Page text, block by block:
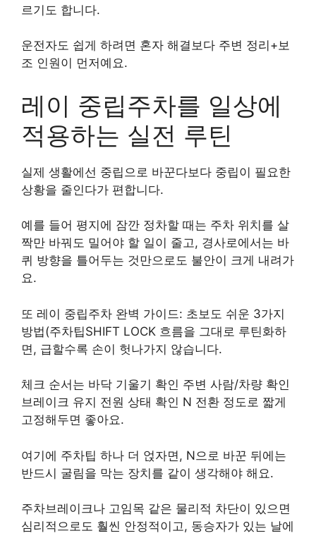
르기도 합니다.
운전자도 쉽게 하려면 혼자 해결보다 주변 정리+보
조 인원이 먼저예요.
레이 중립주차를 일상에
적용하는 실전 루틴
실제 생활에선 중립으로 바꾼다보다 중립이 필요한
상황을 줄인다가 편합니다.
예를 들어 평지에 잠깐 정차할 때는 주차 위치를 살
짝만 바꿔도 밀어야 할 일이 줄고, 경사로에서는 바
퀴 방향을 틀어두는 것만으로도 불안이 크게 내려가
요.
또 레이 중립주차 완벽 가이드: 초보도 쉬운 3가지
방법(주차팁SHIFT LOCK 흐름을 그대로 루틴화하
면, 급할수록 손이 헛나가지 않습니다.
체크 순서는 바닥 기울기 확인 주변 사람/차량 확인
브레이크 유지 전원 상태 확인 N 전환 정도로 짧게
고정해두면 좋아요.
여기에 주차팁 하나 더 얹자면, N으로 바꾼 뒤에는
반드시 굴림을 막는 장치를 같이 생각해야 해요.
주차브레이크나 고임목 같은 물리적 차단이 있으면
심리적으로도 훨씬 안정적이고, 동승자가 있는 날에